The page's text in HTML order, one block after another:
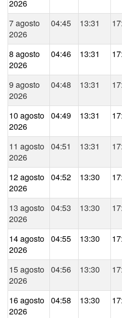
2026
7 agosto
2026
04:45 13:31
8 agosto
2026
04:46 13:31
9 agosto
2026
04:48 13:31
10 agosto
2026
04:49 13:31
11 agosto
2026
04:51 13:31
12 agosto
2026
04:52 13:30
13 agosto
2026
04:53 13:30
14 agosto
2026
04:55 13:30
15 agosto
2026
04:56 13:30
16 agosto
2026
04:58 13:30